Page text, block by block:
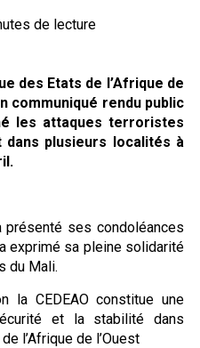
de lecture
des Etats de l’Afrique de
communiqué rendu public
les attaques terroristes
dans plusieurs localités à
présenté ses condoléances
exprimé sa pleine solidarité
du Mali.
la CEDEAO constitue une
et la stabilité dans
l’Afrique de l’Ouest